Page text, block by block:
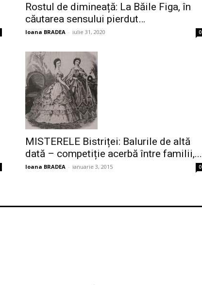
Rostul de dimineață: La Băile Figa, în
căutarea sensului pierdut…
Ioana BRADEA - iulie 31, 2020 0
MISTERELE Bistriței: Balurile de altă
dată – competiție acerbă între familii,...
Ioana BRADEA - ianuarie 3, 2015 0